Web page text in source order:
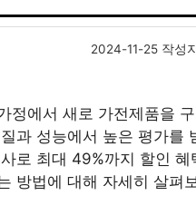
2024-11-25 작성
정에서 새로 가전제품을
과 성능에서 높은 평가를
로 최대 49%까지 할인
방법에 대해 자세히 살펴